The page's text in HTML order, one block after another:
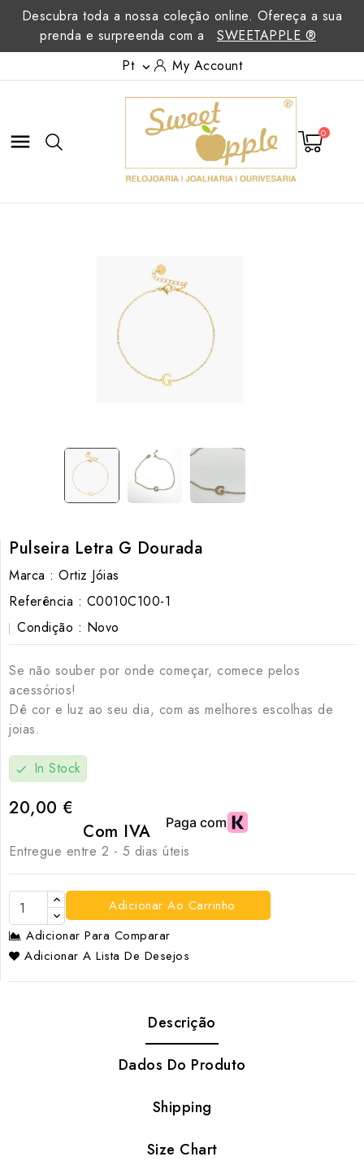
Descubra toda a nossa coleção online. Ofereça a sua
prenda e surpreenda com a
SWEETAPPLE ®
Pt  My Account
 0
Pulseira Letra G Dourada
Marca : Ortiz Jóias
Referência : C0010C100-1
Condição : Novo
Se não souber por onde começar, comece pelos
acessórios!
Dê cor e luz ao seu dia, com as melhores escolhas de
joias.
check In Stock
20,00 €
Com IVA
Entregue entre 2 - 5 dias úteis
Adicionar Ao Carrinho
Adicionar Para Comparar
Adicionar A Lista De Desejos
Descrição
Dados Do Produto
Shipping
Size Chart